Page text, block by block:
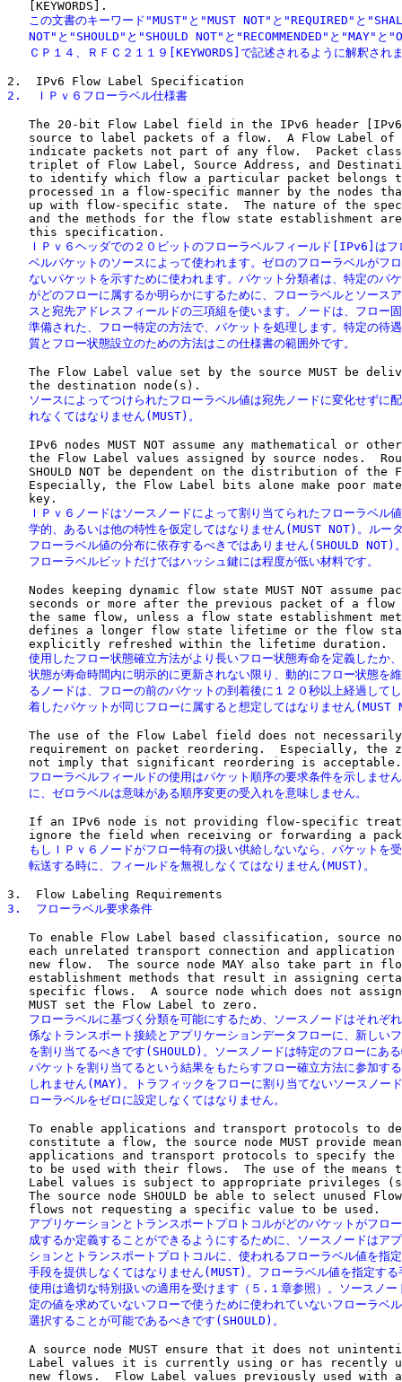
この文書のキーワード"MUST"と"MUST NOT"と"REQUIRED"と
NOT"と"SHOULD"と"SHOULD NOT"と"RECOMMENDED"と"MAY"と
ＣＰ１４、ＲＦＣ２１１９[KEYWORDS]で記述されるように解釈され
2.  ＩＰｖ６フローラベル仕様書
The 20-bit Flow Label field in the IPv6 header
source to label packets of a flow.  A Flow Label of
indicate packets not part of any flow.  Packet
triplet of Flow Label, Source Address, and
to identify which flow a particular packet belongs
processed in a flow-specific manner by the nodes
up with flow-specific state.  The nature of the
and the methods for the flow state establishment
ＩＰｖ６ヘッダでの２０ビットのフローラベルフィールド[IPv6]はフ
ベルパケットのソースによって使われます。ゼロのフローラベルがフ
ないパケットを示すために使われます。パケット分類者は、特定のパ
がどのフローに属するか明らかにするために、フローラベルとソース
スと宛先アドレスフィールドの三項組を使います。ノードは、フロー
準備された、フロー特定の方法で、パケットを処理します。特定の待
   質とフロー状態設立のための方法はこの仕様書の範囲外です。
The Flow Label value set by the source MUST be
ソースによってつけられたフローラベル値は宛先ノードに変化せずに
   れなくてはなりません(MUST)。
IPv6 nodes MUST NOT assume any mathematical or
the Flow Label values assigned by source nodes.
SHOULD NOT be dependent on the distribution of the
Especially, the Flow Label bits alone make poor
ＩＰｖ６ノードはソースノードによって割り当てられたフローラベル
学的、あるいは他の特性を仮定してはなりません(MUST NOT)。ルー
フローラベル値の分布に依存するべきではありません(SHOULD NOT)
   フローラベルビットだけではハッシュ鍵には程度が低い材料です。
Nodes keeping dynamic flow state MUST NOT assume
seconds or more after the previous packet of a flow
the same flow, unless a flow state establishment
defines a longer flow state lifetime or the flow
使用したフロー状態確立方法がより長いフロー状態寿命を定義したか
状態が寿命時間内に明示的に更新されない限り、動的にフロー状態を
るノードは、フローの前のパケットの到着後に１２０秒以上経過して
着したパケットが同じフローに属すると想定してはなりません(MUST
The use of the Flow Label field does not
requirement on packet reordering.  Especially, the
フローラベルフィールドの使用はパケット順序の要求条件を示しませ
   に、ゼロラベルは意味がある順序変更の受入れを意味しません。
If an IPv6 node is not providing flow-specific
もしＩＰｖ６ノードがフロー特有の扱い供給しないなら、パケットを
   転送する時に、フィールドを無視しなくてはなりません(MUST)。
3.  フローラベル要求条件
To enable Flow Label based classification, source
each unrelated transport connection and application
new flow.  The source node MAY also take part in
establishment methods that result in assigning
specific flows.  A source node which does not
フローラベルに基づく分類を可能にするため、ソースノードはそれぞ
係なトランスポート接続とアプリケーションデータフローに、新しい
を割り当てるべきです(SHOULD)。ソースノードは特定のフローにあ
パケットを割り当てるという結果をもたらすフロー確立方法に参加す
しれません(MAY)。トラフィックをフローに割り当てないソースノー
   ローラベルをゼロに設定しなくてはなりません。
To enable applications and transport protocols to
constitute a flow, the source node MUST provide
applications and transport protocols to specify the
to be used with their flows.  The use of the means
Label values is subject to appropriate privileges
The source node SHOULD be able to select unused
アプリケーションとトランスポートプロトコルがどのパケットがフロ
成するか定義することができるようにするために、ソースノードはア
ションとトランスポートプロトコルに、使われるフローラベル値を指
手段を提供しなくてはなりません(MUST)。フローラベル値を指定する
使用は適切な特別扱いの適用を受けます（５.１章参照）。ソースノー
定の値を求めていないフローで使うために使われていないフローラベ
   選択することが可能であるべきです(SHOULD)。
A source node MUST ensure that it does not
Label values it is currently using or has recently
new flows.  Flow Label values previously used with